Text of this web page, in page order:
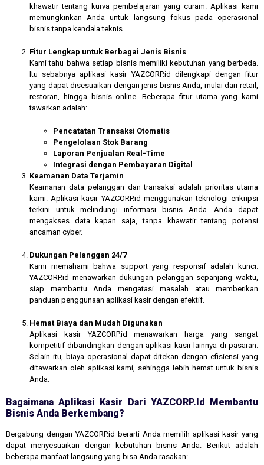
khawatir tentang kurva pembelajaran yang curam. Aplikasi kami
memungkinkan Anda untuk langsung fokus pada operasional
bisnis tanpa kendala teknis.
Fitur Lengkap untuk Berbagai Jenis Bisnis
Kami tahu bahwa setiap bisnis memiliki kebutuhan yang berbeda.
Itu sebabnya aplikasi kasir YAZCORP.id dilengkapi dengan fitur
yang dapat disesuaikan dengan jenis bisnis Anda, mulai dari retail,
restoran, hingga bisnis online. Beberapa fitur utama yang kami
tawarkan adalah:
Pencatatan Transaksi Otomatis
Pengelolaan Stok Barang
Laporan Penjualan Real-Time
Integrasi dengan Pembayaran Digital
Keamanan Data Terjamin
Keamanan data pelanggan dan transaksi adalah prioritas utama
kami. Aplikasi kasir YAZCORP.id menggunakan teknologi enkripsi
terkini untuk melindungi informasi bisnis Anda. Anda dapat
mengakses data kapan saja, tanpa khawatir tentang potensi
ancaman cyber.
Dukungan Pelanggan 24/7
Kami memahami bahwa support yang responsif adalah kunci.
YAZCORP.id menawarkan dukungan pelanggan sepanjang waktu,
siap membantu Anda mengatasi masalah atau memberikan
panduan penggunaan aplikasi kasir dengan efektif.
Hemat Biaya dan Mudah Digunakan
Aplikasi kasir YAZCORP.id menawarkan harga yang sangat
kompetitif dibandingkan dengan aplikasi kasir lainnya di pasaran.
Selain itu, biaya operasional dapat ditekan dengan efisiensi yang
ditawarkan oleh aplikasi kami, sehingga lebih hemat untuk bisnis
Anda.
Bagaimana Aplikasi Kasir Dari YAZCORP.id Membantu
Bisnis Anda Berkembang?
Bergabung dengan YAZCORP.id berarti Anda memilih aplikasi kasir yang
dapat menyesuaikan dengan kebutuhan bisnis Anda. Berikut adalah
beberapa manfaat langsung yang bisa Anda rasakan: